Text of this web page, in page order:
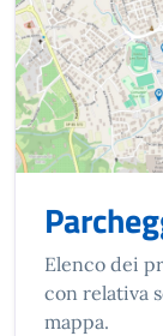
Elenco dei
con relativa
mappa.